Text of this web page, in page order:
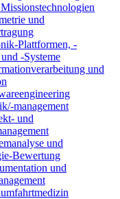
und
Plattformen, -
-Systeme
und
management
und
und
Bewertung
und